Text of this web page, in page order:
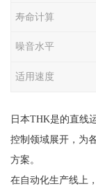
寿命计算
噪音水平
适用速度
日本THK是的直线
控制领域展开，为
方案。
在自动化生产线上